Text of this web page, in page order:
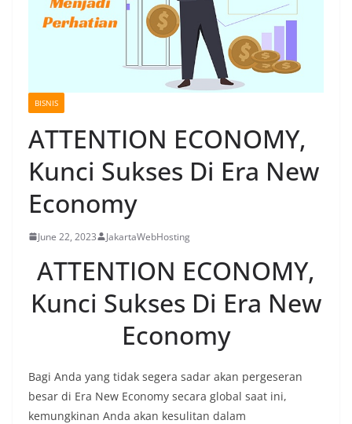
BISNIS
ATTENTION ECONOMY,
Kunci Sukses Di Era New
Economy
June 22, 2023 JakartaWebHosting
ATTENTION ECONOMY,
Kunci Sukses Di Era New
Economy
Bagi Anda yang tidak segera sadar akan pergeseran
besar di Era New Economy secara global saat ini,
kemungkinan Anda akan kesulitan dalam